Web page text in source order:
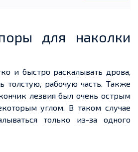
для наколки
и быстро раскалывать дрова,
толстую, рабочую часть. Также
лезвия был очень острым
углом. В таком случае
только из-за одного